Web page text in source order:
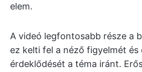
elem.
A videó legfontosabb része a
ez kelti fel a néző figyelmét és
érdeklődését a téma iránt.